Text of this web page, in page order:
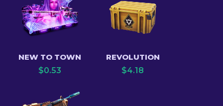
NEW TO TOWN
$0.53
REVOLUTION
$4.18